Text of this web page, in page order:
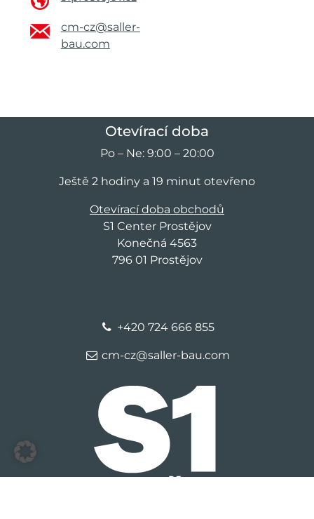
cm-cz@saller-
bau.com
Otevírací doba
Po – Ne: 9:00 – 20:00
Ještě 2 hodiny a 19 minut otevřeno
Otevírací doba obchodů
S1 Center Prostějov
Konečná 4563
796 01 Prostějov
+420 724 666 855
cm-cz@saller-bau.com